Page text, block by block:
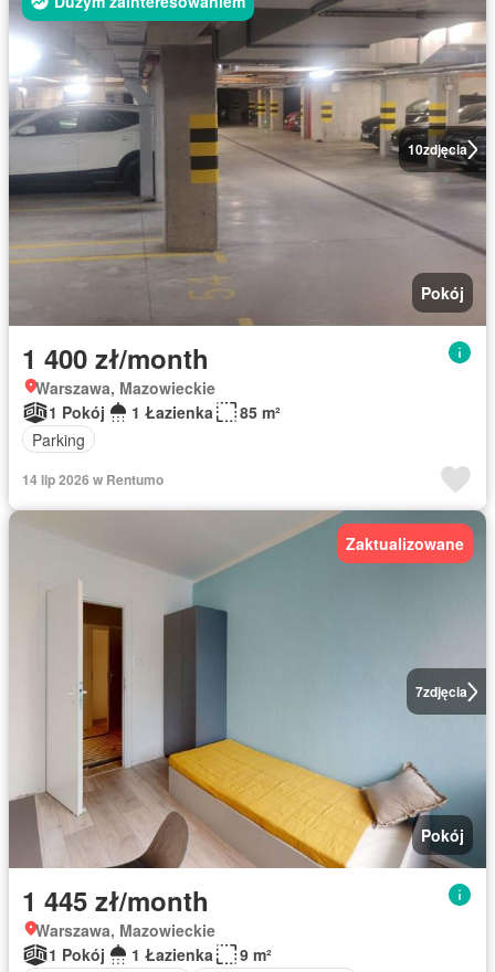
10zdjęcia
Pokój
1 400 zł/month
Warszawa, Mazowieckie
1 Pokój
1 Łazienka
85 m²
Parking
14 lip 2026 w Rentumo
7zdjęcia
Zaktualizowane
Pokój
1 445 zł/month
Warszawa, Mazowieckie
1 Pokój
1 Łazienka
9 m²